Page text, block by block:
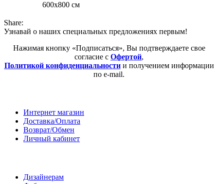
600х800 см
Share:
Узнавай о наших специальных предложениях первым!
Нажимая кнопку «Подписаться», Вы подтверждаете свое
согласие с Офертой,
Политикой конфиденциальностии получением информации
по e-mail.
Интернет магазин
Доставка/Оплата
Возврат/Обмен
Личный кабинет
Дизайнерам